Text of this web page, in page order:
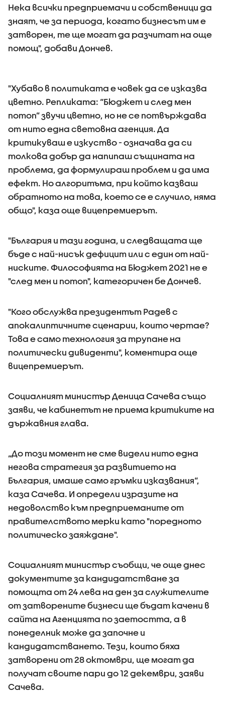
Нека всички предприемачи и собственици да
знаят, че за периода, когато бизнесът им е
затворен, те ще могат да разчитат на още
помощ", добави Дончев.
"Хубаво в политиката е човек да се изказва
цветно. Репликата: “Бюджет и след мен
потоп” звучи цветно, но не се потвърждава
от нито една световна агенция. Да
критикуваш е изкуство - означава да си
толкова добър да напипаш същината на
проблема, да формулираш проблем и да има
ефект. Но алгоритъма, при който казваш
обратното на това, което се е случило, няма
общо", каза още вицепремиерът.
"България и тази година, и следващата ще
бъде с най-нисък дефицит или с един от най-
ниските. Философията на Бюджет 2021 не е
"след мен и потоп", категоричен бе Дончев.
"Кого обслужва президентът Радев с
апокалиптичните сценарии, които чертае?
Това е само технология за трупане на
политически дивиденти", коментира още
вицепремиерът.
Социалният министър Деница Сачева също
заяви, че кабинетът не приема критиките на
държавния глава.
„До този момент не сме видели нито една
негова стратегия за развитието на
България, имаше само гръмки изказвания“,
каза Сачева. И определи изразите на
недоволство към предприеманите от
правителството мерки като "поредното
политическо заяждане".
Социалният министър съобщи, че още днес
документите за кандидатстване за
помощта от 24 лева на ден за служителите
от затворените бизнеси ще бъдат качени в
сайта на Агенцията по заетостта, а в
понеделник може да започне и
кандидатстването. Тези, които бяха
затворени от 28 октомври, ще могат да
получат своите пари до 12 декември, заяви
Сачева.